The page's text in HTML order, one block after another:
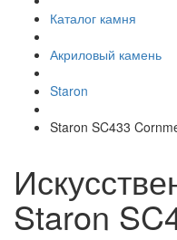
Каталог камня
Акриловый камень
Staron
Staron SC433
Staron